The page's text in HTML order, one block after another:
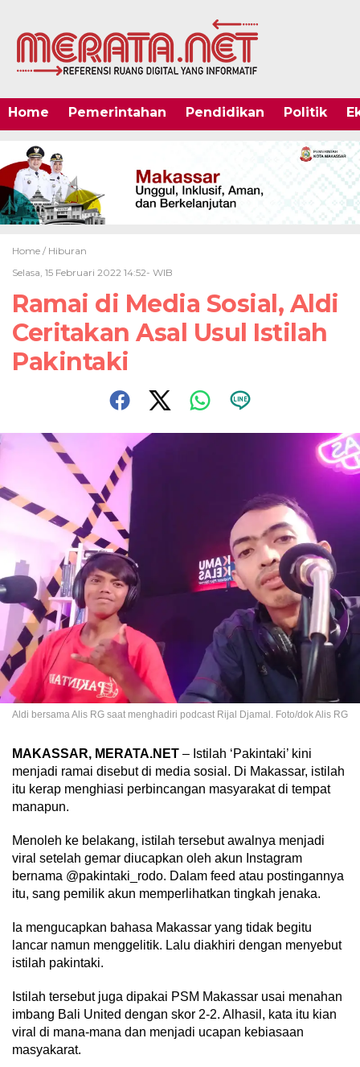
Home Pemerintahan Pendidikan Politik
Home / Hiburan
Selasa, 15 Februari 2022 14:52- WIB
Ramai di Media Sosial, Aldi
Ceritakan Asal Usul Istilah
Pakintaki
Aldi bersama Alis RG saat menghadiri podcast Rijal Djamal. Foto/dok Alis RG
MAKASSAR, MERATA.NET – Istilah ‘Pakintaki’ kini
menjadi ramai disebut di media sosial. Di Makassar, istilah
itu kerap menghiasi perbincangan masyarakat di tempat
manapun.
Menoleh ke belakang, istilah tersebut awalnya menjadi
viral setelah gemar diucapkan oleh akun Instagram
bernama @pakintaki_rodo. Dalam feed atau postingannya
itu, sang pemilik akun memperlihatkan tingkah jenaka.
Ia mengucapkan bahasa Makassar yang tidak begitu
lancar namun menggelitik. Lalu diakhiri dengan menyebut
istilah pakintaki.
Istilah tersebut juga dipakai PSM Makassar usai menahan
imbang Bali United dengan skor 2-2. Alhasil, kata itu kian
viral di mana-mana dan menjadi ucapan kebiasaan
masyakarat.